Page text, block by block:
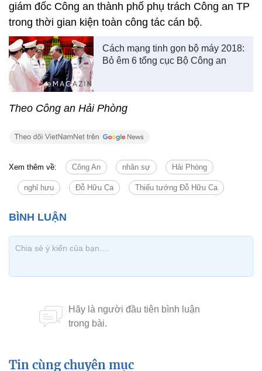
giám đốc Công an thành phố phụ trách Công an TP
trong thời gian kiện toàn công tác cán bộ.
Cách mạng tinh gọn bộ máy 2018:
Bỏ êm 6 tổng cục Bộ Công an
Theo Công an Hải Phòng
Xem thêm về: Công An nhân sự Hải Phòng
nghỉ hưu Đỗ Hữu Ca Thiếu tướng Đỗ Hữu Ca
Tin cùng chuyên mục